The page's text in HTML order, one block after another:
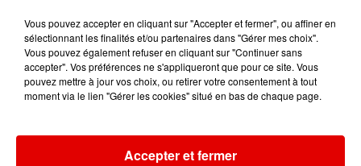
Vous pouvez accepter en cliquant sur "Accepter et fermer", ou affiner en
sélectionnant les finalités et/ou partenaires dans "Gérer mes choix".
Vous pouvez également refuser en cliquant sur "Continuer sans
accepter". Vos préférences ne s'appliqueront que pour ce site. Vous
pouvez mettre à jour vos choix, ou retirer votre consentement à tout
moment via le lien "Gérer les cookies" situé en bas de chaque page.
Accepter et fermer